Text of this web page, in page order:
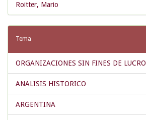
Roitter, Mario
Tema
ORGANIZACIONES SIN FINES DE LUCRO
ANALISIS HISTORICO
ARGENTINA